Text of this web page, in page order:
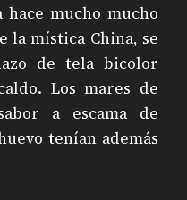
mucho mucho
la mística China, se
de tela bicolor
Los mares de
a escama de
tenían además